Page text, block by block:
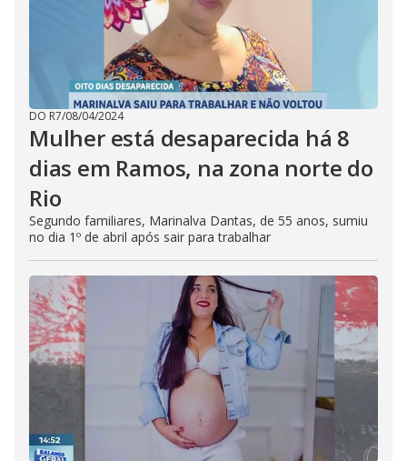
DO R7/08/04/2024
Mulher está desaparecida há 8
dias em Ramos, na zona norte do
Rio
Segundo familiares, Marinalva Dantas, de 55 anos, sumiu
no dia 1º de abril após sair para trabalhar